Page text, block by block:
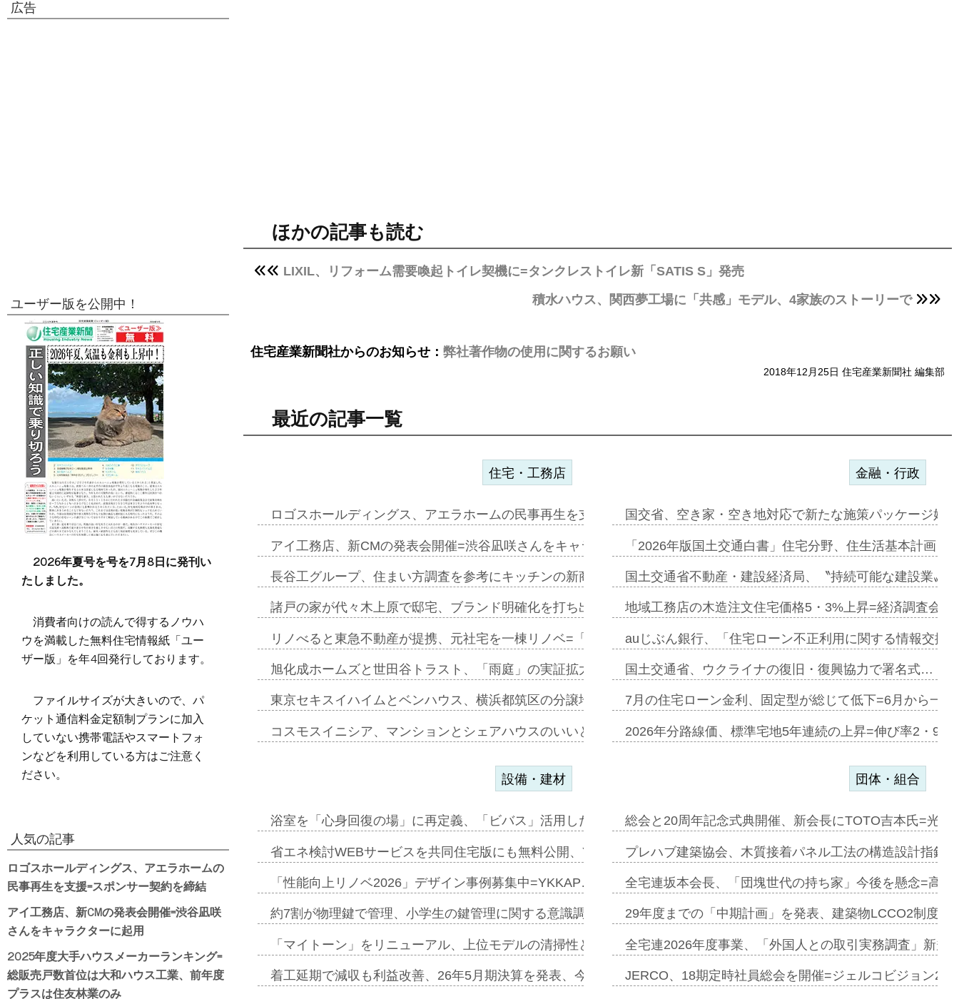
ほかの記事も読む
LIXIL、リフォーム需要喚起トイレ契機に=タンクレストイレ新「SATIS S」発売
積水ハウス、関西夢工場に「共感」モデル、4家族のストーリーで
住宅産業新聞社からのお知らせ： 弊社著作物の使用に関するお願い
2018年12月25日 住宅産業新聞社 編集部
最近の記事一覧
住宅・工務店
ロゴスホールディングス、アエラホームの民事再生を支援=スポンサー契約…
アイ工務店、新CMの発表会開催=渋谷凪咲さんをキャラクターに起用…
長谷工グループ、住まい方調査を参考にキッチンの新商品=「ファミーレキ…
諸戸の家が代々木上原で邸宅、ブランド明確化を打ち出す=年内にも城南エ…
リノべると東急不動産が提携、元社宅を一棟リノベ=「職住遊」融合型の賃…
旭化成ホームズと世田谷トラスト、「雨庭」の実証拡大へ=ガーデンカフェ…
東京セキスイハイムとベンハウス、横浜都筑区の分譲地開発で初協業=お互…
コスモスイニシア、マンションとシェアハウスのいいとこどりのコリビング…
金融・行政
国交省、空き家・空き地対応で新たな施策パッケージ始
「2026年版国土交通白書」住宅分野、住生活基本計画
国土交通省不動産・建設経済局、〝持続可能な建設業〟
地域工務店の木造注文住宅価格5・3%上昇=経済調査会
auじぶん銀行、「住宅ローン不正利用に関する情報交換
国土交通省、ウクライナの復旧・復興協力で署名式…
7月の住宅ローン金利、固定型が総じて低下=6月から一
2026年分路線価、標準宅地5年連続の上昇=伸び率2・
設備・建材
浴室を「心身回復の場」に再定義、「ビバス」活用した新入浴法を提案=P…
省エネ検討WEBサービスを共同住宅版にも無料公開、YKKAPとワンビ…
「性能向上リノベ2026」デザイン事例募集中=YKKAP…
約7割が物理鍵で管理、小学生の鍵管理に関する意識調査=Nature…
「マイトーン」をリニューアル、上位モデルの清掃性と安全性追加=リンナ…
着工延期で減収も利益改善、26年5月期決算を発表、今期は増収見込む=…
団体・組合
総会と20周年記念式典開催、新会長にTOTO吉本氏=光
プレハブ建築協会、木質接着パネル工法の構造設計指針
全宅連坂本会長、「団塊世代の持ち家」今後を懸念=高
29年度までの「中期計画」を発表、建築物LCCO2制度
全宅連2026年度事業、「外国人との取引実務調査」新規
JERCO、18期定時社員総会を開催=ジェルコビジョン
広告
ユーザー版を公開中！
2026年夏号を号を7月8日に発刊い
たしました。
消費者向けの読んで得するノウハ
ウを満載した無料住宅情報紙「ユー
ザー版」を年4回発行しております。
ファイルサイズが大きいので、パ
ケット通信料金定額制プランに加入
していない携帯電話やスマートフォ
ンなどを利用している方はご注意く
ださい。
人気の記事
ロゴスホールディングス、アエラホームの
民事再生を支援=スポンサー契約を締結
アイ工務店、新CMの発表会開催=渋谷凪咲
さんをキャラクターに起用
2025年度大手ハウスメーカーランキング=
総販売戸数首位は大和ハウス工業、前年度
プラスは住友林業のみ